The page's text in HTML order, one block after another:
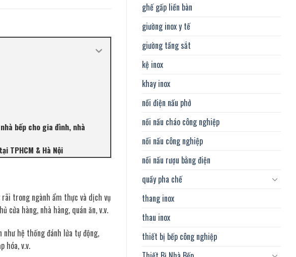
ghế gấp liền bàn
giường inox y tế
giường tầng sắt
kệ inox
khay inox
nồi điện nấu phở
nồi nấu cháo công nghiệp
nồi nấu công nghiệp
nồi nấu rượu bằng điện
quầy pha chế
thang inox
thau inox
thiết bị bếp công nghiệp
bếp cho gia đình, nhà
TPHCM & Hà Nội
rãi trong ngành ẩm thực và dịch vụ
cửa hàng, nhà hàng, quán ăn, v.v.
hệ thống đánh lửa tự động,
hóa, v.v.